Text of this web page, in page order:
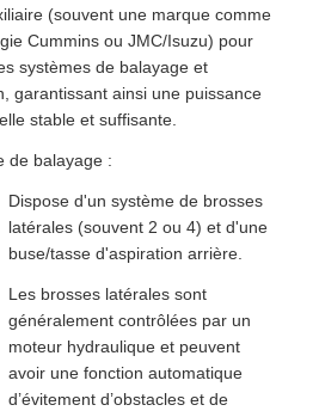
(souvent une marque comme
Cummins ou JMC/Isuzu) pour
systèmes de balayage et
garantissant ainsi une puissance
stable et suffisante.
de balayage :
Dispose d'un système de brosses
latérales (souvent 2 ou 4) et d'une
buse/tasse d'aspiration arrière.
Les brosses latérales sont
généralement contrôlées par un
moteur hydraulique et peuvent
avoir une fonction automatique
d’évitement d’obstacles et de